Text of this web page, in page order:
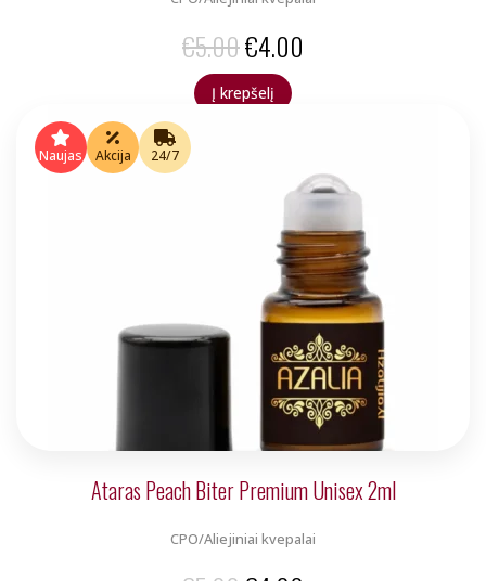
€5.00Original
price
€4.00
Į krepšelį
Naujas Akcija 24/7
Ataras Peach Biter Premium Unisex 2ml
CPO/Aliejiniai kvepalai